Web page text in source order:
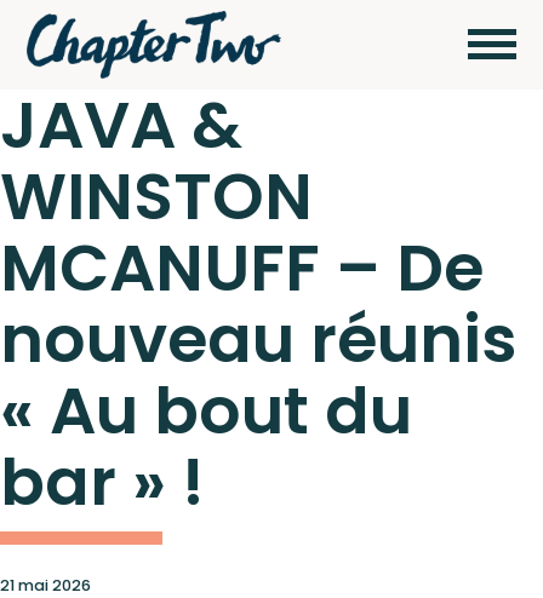
Artistes
Actualités
Concerts
Catalogue
JAVA &
WINSTON
MCANUFF – De
nouveau réunis
« Au bout du
bar » !
21 mai 2026
Wagram Music / Chapter Two Records
envoyer vos
démos
cliquez ici